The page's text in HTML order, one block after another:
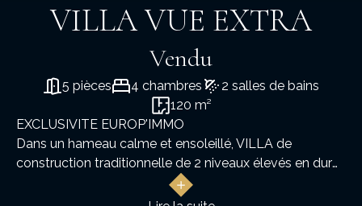
VILLA VUE EXTRA
Vendu
5 pièces 4 chambres
2 salles de bains
120 m²
EXCLUSIVITE EUROP'IMMO
Dans un hameau calme et ensoleillé, VILLA de
construction traditionnelle de 2 niveaux élevés en dur
sur un TERRAIN de 1 000 M2.
Avec: sas et hall d'entrée, placard et accès au grand